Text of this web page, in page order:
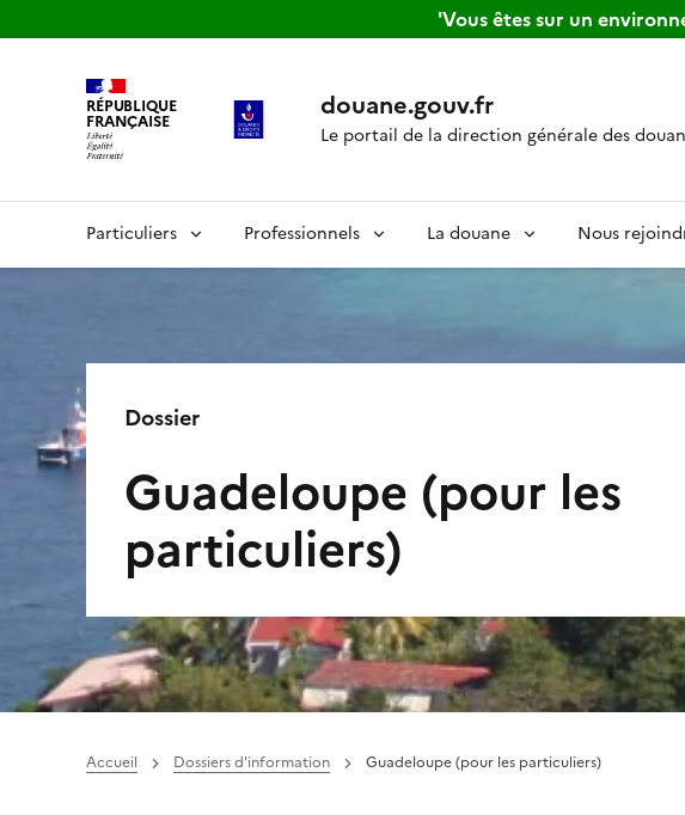
'Vous êtes sur un
RÉPUBLIQUE
FRANÇAISE douane.gouv.fr
Le portail de la direction générale des
Particuliers Professionnels La douane Nous
Dossier
Guadeloupe (pour les
particuliers)
Accueil Dossiers d'information Guadeloupe (pour les particuliers)